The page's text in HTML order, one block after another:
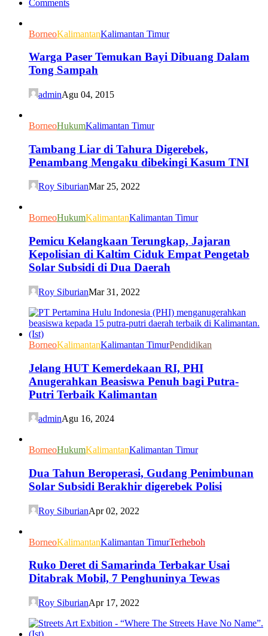
Comments
BorneoKalimantanKalimantan Timur
Warga Paser Temukan Bayi Dibuang Dalam
Tong Sampah
adminAgu 04, 2015
BorneoHukumKalimantan Timur
Tambang Liar di Tahura Digerebek,
Penambang Mengaku dibekingi Kasum TNI
Roy SiburianMar 25, 2022
BorneoHukumKalimantanKalimantan Timur
Pemicu Kelangkaan Terungkap, Jajaran
Kepolisian di Kaltim Ciduk Empat Pengetab
Solar Subsidi di Dua Daerah
Roy SiburianMar 31, 2022
BorneoKalimantanKalimantan TimurPendidikan
Jelang HUT Kemerdekaan RI, PHI
Anugerahkan Beasiswa Penuh bagi Putra-
Putri Terbaik Kalimantan
adminAgu 16, 2024
BorneoHukumKalimantanKalimantan Timur
Dua Tahun Beroperasi, Gudang Penimbunan
Solar Subsidi Berakhir digerebek Polisi
Roy SiburianApr 02, 2022
BorneoKalimantanKalimantan TimurTerheboh
Ruko Deret di Samarinda Terbakar Usai
Ditabrak Mobil, 7 Penghuninya Tewas
Roy SiburianApr 17, 2022